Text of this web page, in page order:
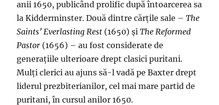
anii 1650, publicând prolific după întoarcerea sa
la Kidderminster. Două dintre cărțile sale –The
Saints’ Everlasting Rest (1650) șiThe Reformed
Pastor (1656) – au fost considerate de
generațiile ulterioare drept clasici puritani.
Mulți clerici au ajuns să-l vadă pe Baxter drept
liderul prezbiterianilor, cel mai mare partid de
puritani, în cursul anilor 1650.